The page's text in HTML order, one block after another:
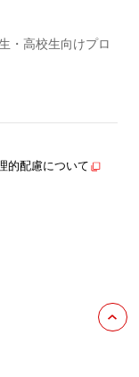
・高校生向けプロ
的配慮について